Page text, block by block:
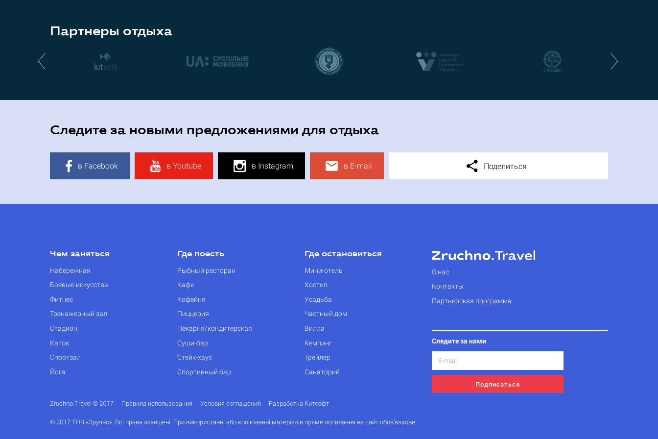
Партнеры отдыха
Следите за новыми предложениями для отдыха
в Facebook в Youtube в Instagram в E-mail Поделиться
Чем заняться
Набережная
Боевые искусства
Фитнес
Тренажерный зал
Стадион
Каток
Спортзал
Йога
Где поесть
Рыбный ресторан
Кафе
Кофейня
Пиццерия
Пекарня/кондитерская
Суши-бар
Стейк-хаус
Спортивный бар
Где остановиться
Мини-отель
Хостел
Усадьба
Частный дом
Вилла
Кемпинг
Трейлер
Санаторий
О нас
Контакты
Партнерская программа
Следите за нами
Подписаться
Zruchno.Travel © 2017 Правила использования Условия соглашения Разработка Китсофт
© 2017 ТОВ «Зручно». Всі права захищені. При використанні або копіюванні матеріалів пряме посилання на сайт обов'язкове.